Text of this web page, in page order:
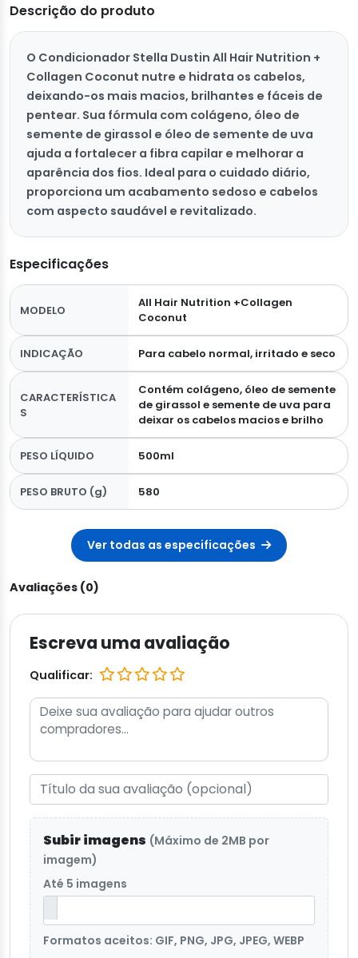
Descrição do produto
O Condicionador Stella Dustin All Hair Nutrition +
Collagen Coconut nutre e hidrata os cabelos,
deixando-os mais macios, brilhantes e fáceis de
pentear. Sua fórmula com colágeno, óleo de
semente de girassol e óleo de semente de uva
ajuda a fortalecer a fibra capilar e melhorar a
aparência dos fios. Ideal para o cuidado diário,
proporciona um acabamento sedoso e cabelos
com aspecto saudável e revitalizado.
Especificações
MODELO
All Hair Nutrition +Collagen
Coconut
INDICAÇÃO Para cabelo normal, irritado e seco
CARACTERÍSTICA
S
Contém colágeno, óleo de semente
de girassol e semente de uva para
deixar os cabelos macios e brilho
PESO LÍQUIDO 500ml
PESO BRUTO (g) 580
Ver todas as especificações
Avaliações (0)
Escreva uma avaliação
Qualificar:
Subir imagens (Máximo de 2MB por
imagem)
Até 5 imagens
Formatos aceitos: GIF, PNG, JPG, JPEG, WEBP